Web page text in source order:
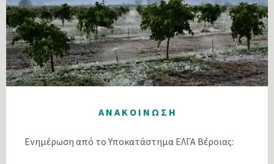
Α Ν Α Κ Ο Ι Ν Ω Σ Η
Ενημέρωση από το Υποκατάστημα ΕΛΓΑ Βέροιας: